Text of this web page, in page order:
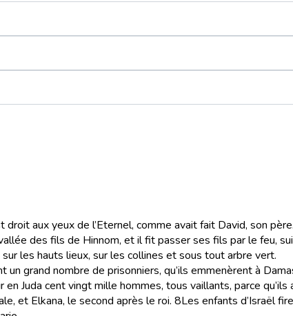
aux yeux de l’Eternel, comme avait fait David, son père.
des fils de Hinnom, et il fit passer ses fils par le feu,
les hauts lieux, sur les collines et sous tout arbre vert.
grand nombre de prisonniers, qu’ils emmenèrent à
Juda cent vingt mille hommes, tous vaillants, parce qu’ils
et Elkana, le second après le roi. 8Les enfants d’Israël